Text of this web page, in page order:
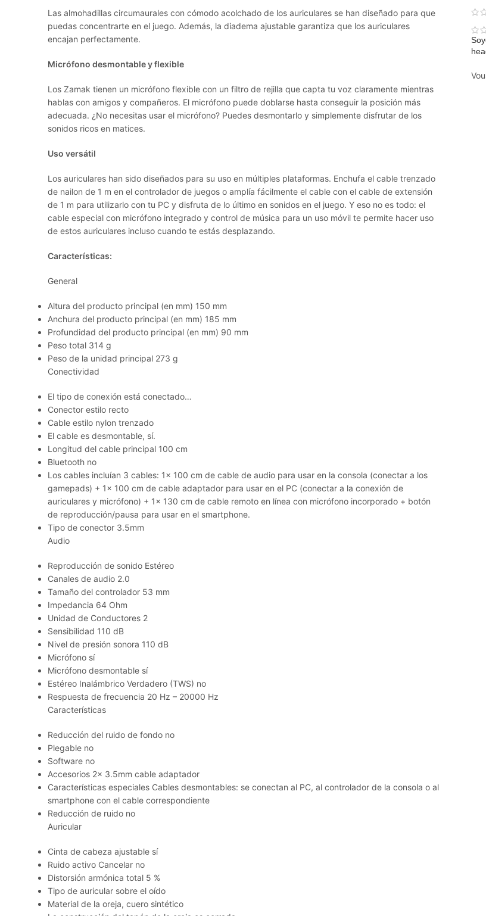
Las almohadillas circumaurales con cómodo acolchado de los auriculares se han diseñado para que
puedas concentrarte en el juego. Además, la diadema ajustable garantiza que los auriculares
encajan perfectamente.
Micrófono desmontable y flexible
Los Zamak tienen un micrófono flexible con un filtro de rejilla que capta tu voz claramente mientras
hablas con amigos y compañeros. El micrófono puede doblarse hasta conseguir la posición más
adecuada. ¿No necesitas usar el micrófono? Puedes desmontarlo y simplemente disfrutar de los
sonidos ricos en matices.
Uso versátil
Los auriculares han sido diseñados para su uso en múltiples plataformas. Enchufa el cable trenzado
de nailon de 1 m en el controlador de juegos o amplía fácilmente el cable con el cable de extensión
de 1 m para utilizarlo con tu PC y disfruta de lo último en sonidos en el juego. Y eso no es todo: el
cable especial con micrófono integrado y control de música para un uso móvil te permite hacer uso
de estos auriculares incluso cuando te estás desplazando.
Características:
General
Altura del producto principal (en mm) 150 mm
Anchura del producto principal (en mm) 185 mm
Profundidad del producto principal (en mm) 90 mm
Peso total 314 g
Peso de la unidad principal 273 g
Conectividad
El tipo de conexión está conectado…
Conector estilo recto
Cable estilo nylon trenzado
El cable es desmontable, sí.
Longitud del cable principal 100 cm
Bluetooth no
Los cables incluían 3 cables: 1x 100 cm de cable de audio para usar en la consola (conectar a los
gamepads) + 1x 100 cm de cable adaptador para usar en el PC (conectar a la conexión de
auriculares y micrófono) + 1x 130 cm de cable remoto en línea con micrófono incorporado + botón
de reproducción/pausa para usar en el smartphone.
Tipo de conector 3.5mm
Audio
Reproducción de sonido Estéreo
Canales de audio 2.0
Tamaño del controlador 53 mm
Impedancia 64 Ohm
Unidad de Conductores 2
Sensibilidad 110 dB
Nivel de presión sonora 110 dB
Micrófono sí
Micrófono desmontable sí
Estéreo Inalámbrico Verdadero (TWS) no
Respuesta de frecuencia 20 Hz – 20000 Hz
Características
Reducción del ruido de fondo no
Plegable no
Software no
Accesorios 2x 3.5mm cable adaptador
Características especiales Cables desmontables: se conectan al PC, al controlador de la consola o al
smartphone con el cable correspondiente
Reducción de ruido no
Auricular
Cinta de cabeza ajustable sí
Ruido activo Cancelar no
Distorsión armónica total 5 %
Tipo de auricular sobre el oído
Material de la oreja, cuero sintético